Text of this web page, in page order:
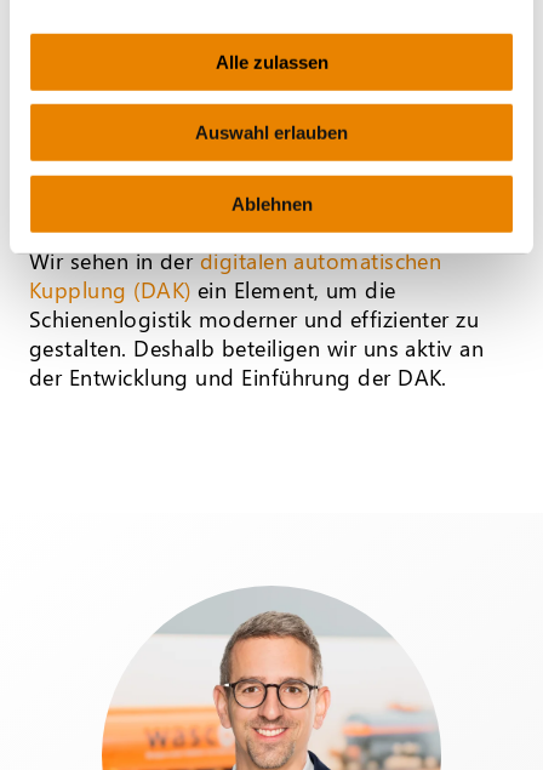
Alle zulassen
Auswahl erlauben
Ablehnen
Digitale automatische
Kupplung
Wir sehen in derdigitalen automatischen
Kupplung (DAK) ein Element, um die
Schienenlogistik moderner und effizienter zu
gestalten. Deshalb beteiligen wir uns aktiv an
der Entwicklung und Einführung der DAK.